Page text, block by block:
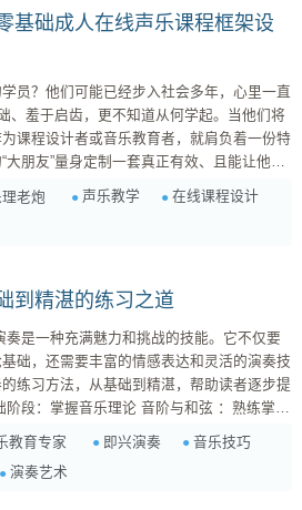
基础成人在线声乐课程框架设
员？他们可能已经步入社会多年，心里一直
、羞于启齿，更不知道从何学起。当他们将
课程设计者或音乐教育者，就肩负着一份特
朋友”量身定制一套真正有效、且能让他们
把线下内容搬到线上那么简单，它需要我们
： 担心自己“五音不
理老炮 声乐教学
在线课程设计
到精湛的练习之道
础，还需要丰富的情感表达和灵活的演奏技
练习方法，从基础到精湛，帮助读者逐步提
过打击乐器或节奏
...
教育专家 即兴演奏
音乐技巧
演奏艺术